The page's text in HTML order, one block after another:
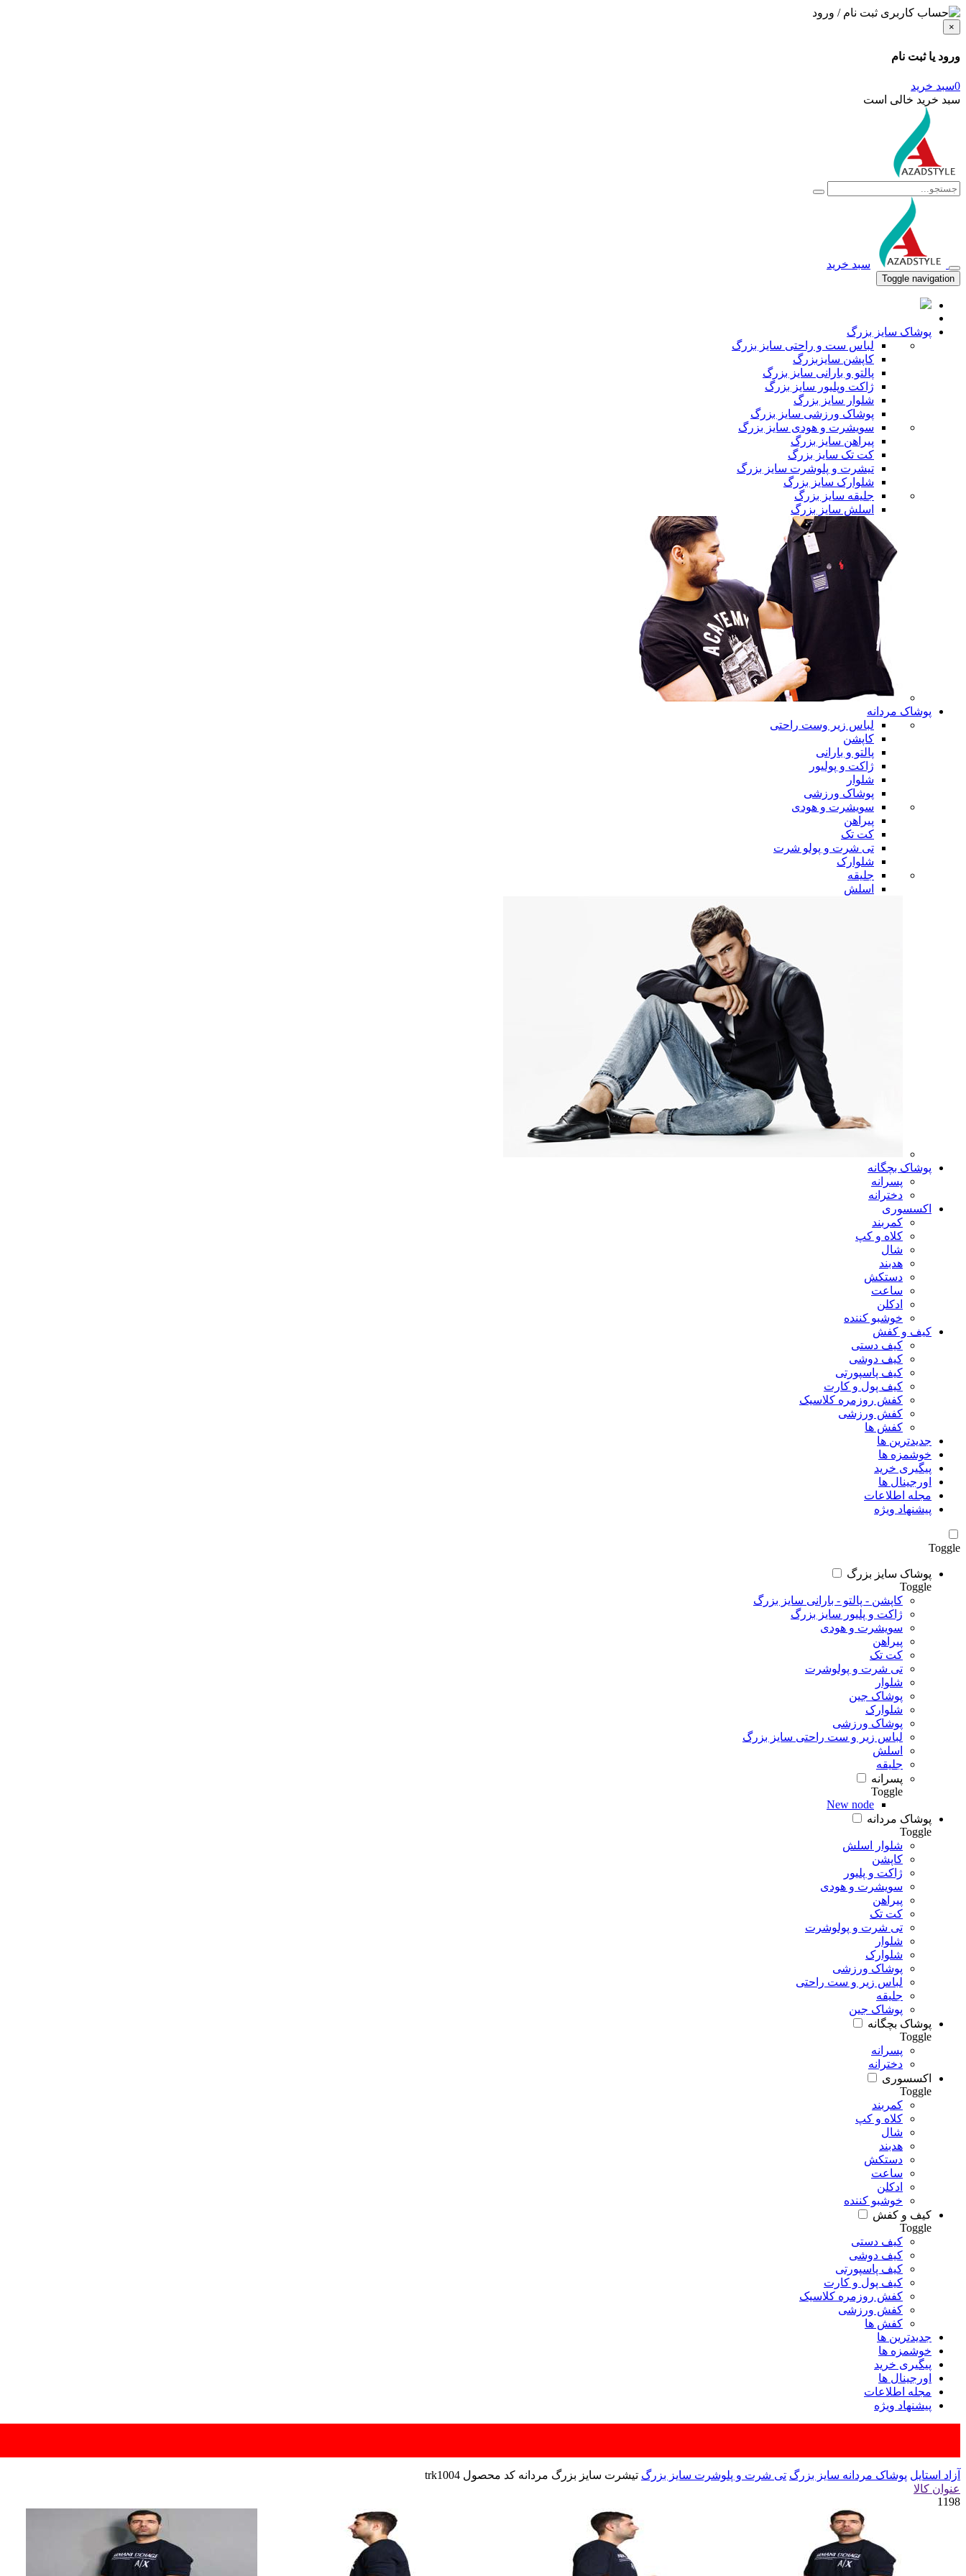
ثبت نام / ورود
×
ورود یا ثبت نام
0سبد خرید
سبد خرید خالی است
سبد خرید
Toggle navigation
پوشاک سایز بزرگ
لباس ست و راحتی سایز بزرگ
کاپشن سایزبزرگ
پالتو و بارانی سایز بزرگ
ژاکت وپلیور سایز بزرگ
شلوار سایز بزرگ
پوشاک ورزشی سایز بزرگ
سویشرت و هودی سایز بزرگ
پیراهن سایز بزرگ
کت تک سایز بزرگ
تیشرت و پلوشرت سایز بزرگ
شلوارک سایز بزرگ
جلیقه سایز بزرگ
اسلش سایز بزرگ
پوشاک مردانه
لباس زیر وست راحتی
کاپشن
پالتو و بارانی
ژاکت و پولیور
شلوار
پوشاک ورزشی
سویشرت و هودی
پیراهن
کت تک
تی شرت و پولو شرت
شلوارک
جلیقه
اسلش
پوشاک بچگانه
پسرانه
دخترانه
اکسسوری
کمربند
کلاه و کپ
شال
هدبند
دستکش
ساعت
ادکلن
خوشبو کننده
کیف و کفش
کیف دستی
کیف دوشی
کیف پاسپورتی
کیف پول و کارت
کفش روزمره کلاسیک
کفش ورزشی
کفش ها
جدیدترین ها
خوشمزه ها
پیگیری خرید
اورجینال ها
مجله اطلاعات
پیشنهاد ویژه
Toggle
پوشاک سایز بزرگ
Toggle
کاپشن - پالتو - بارانی سایز بزرگ
ژاکت و پلیور سایز بزرگ
سویشرت و هودی
پیراهن
کت تک
تی شرت و پولوشرت
شلوار
پوشاک جین
شلوارک
پوشاک ورزشی
لباس زیر و ست راحتی سایز بزرگ
اسلش
جلیقه
پسرانه
Toggle
New node
پوشاک مردانه
Toggle
شلوار اسلش
کاپشن
ژاکت و پلیور
سویشرت و هودی
پیراهن
کت تک
تی شرت و پولوشرت
شلوار
شلوارک
پوشاک ورزشی
لباس زیر و ست راحتی
جلیقه
پوشاک جین
پوشاک بچگانه
Toggle
پسرانه
دخترانه
اکسسوری
Toggle
کمربند
کلاه و کپ
شال
هدبند
دستکش
ساعت
ادکلن
خوشبو کننده
کیف و کفش
Toggle
کیف دستی
کیف دوشی
کیف پاسپورتی
کیف پول و کارت
کفش روزمره کلاسیک
کفش ورزشی
کفش ها
جدیدترین ها
خوشمزه ها
پیگیری خرید
اورجینال ها
مجله اطلاعات
پیشنهاد ویژه
آزاد استایل پوشاک مردانه سایز بزرگ تی شرت و پلوشرت سایز بزرگ تیشرت سایز بزرگ مردانه کد محصول trk1004
عنوان کالا
1198